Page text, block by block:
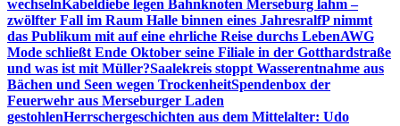
wechselnKabeldiebe legen Bahnknoten Merseburg lahm –
zwölfter Fall im Raum Halle binnen eines JahresralfP nimmt
das Publikum mit auf eine ehrliche Reise durchs LebenAWG
Mode schließt Ende Oktober seine Filiale in der Gotthardstraße
und was ist mit Müller?Saalekreis stoppt Wasserentnahme aus
Bächen und Seen wegen TrockenheitSpendenbox der
Feuerwehr aus Merseburger Laden
gestohlenHerrschergeschichten aus dem Mittelalter: Udo